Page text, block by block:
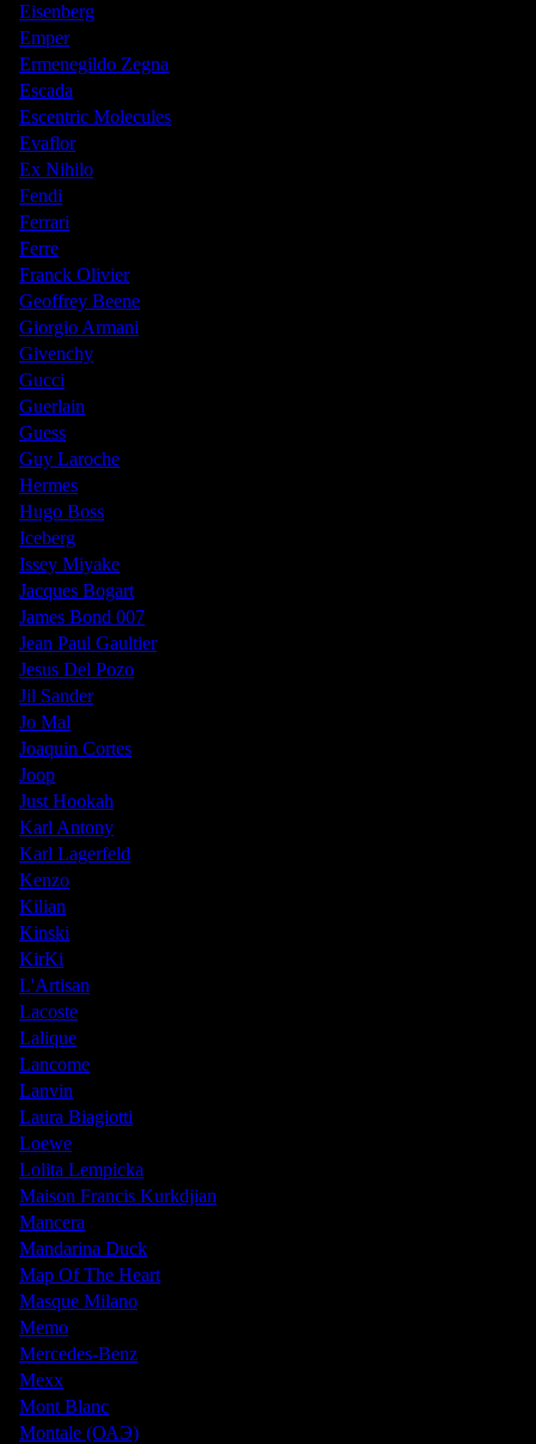
Eisenberg
Emper
Ermenegildo Zegna
Escada
Escentric Molecules
Evaflor
Ex Nihilo
Fendi
Ferrari
Ferre
Franck Olivier
Geoffrey Beene
Giorgio Armani
Givenchy
Gucci
Guerlain
Guess
Guy Laroche
Hermes
Hugo Boss
Iceberg
Issey Miyake
Jacques Bogart
James Bond 007
Jean Paul Gaultier
Jesus Del Pozo
Jil Sander
Jo Mal
Joaquin Cortes
Joop
Just Hookah
Karl Antony
Karl Lagerfeld
Kenzo
Kilian
Kinski
KirKi
L'Artisan
Lacoste
Lalique
Lancome
Lanvin
Laura Biagiotti
Loewe
Lolita Lempicka
Maison Francis Kurkdjian
Mancera
Mandarina Duck
Map Of The Heart
Masque Milano
Memo
Mercedes-Benz
Mexx
Mont Blanc
Montale (ОАЭ)